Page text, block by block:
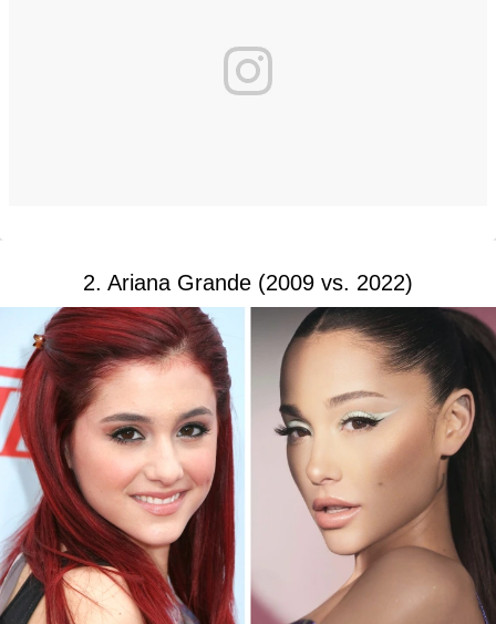
2. Ariana Grande (2009 vs. 2022)